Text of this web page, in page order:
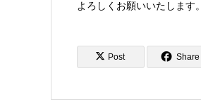
よろしくお願いいたします。
Post Share